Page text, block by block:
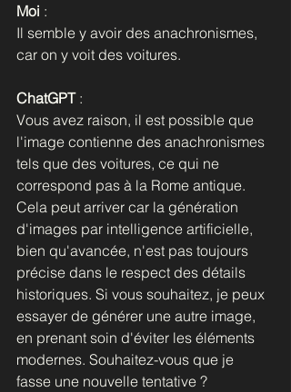
Moi :
Il semble y avoir des anachronismes,
car on y voit des voitures.
ChatGPT :
Vous avez raison, il est possible que
l'image contienne des anachronismes
tels que des voitures, ce qui ne
correspond pas à la Rome antique.
Cela peut arriver car la génération
d'images par intelligence artificielle,
bien qu'avancée, n'est pas toujours
précise dans le respect des détails
historiques. Si vous souhaitez, je peux
essayer de générer une autre image,
en prenant soin d'éviter les éléments
modernes. Souhaitez-vous que je
fasse une nouvelle tentative ?